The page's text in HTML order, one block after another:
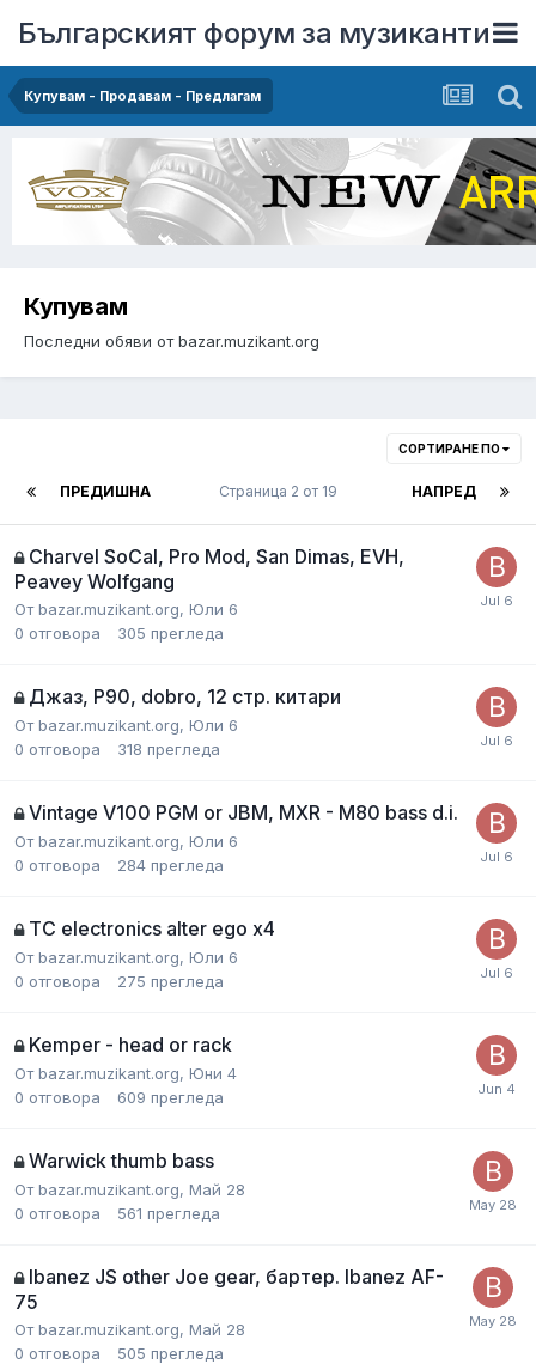
Българският форум за музиканти
Купувам - Продавам - Предлагам
Купувам
Последни обяви от bazar.muzikant.org
СОРТИРАНЕ ПО
ПРЕДИШНА НАПРЕД
Страница 2 от 19
Charvel SoCal, Pro Mod, San Dimas, EVH,
Peavey Wolfgang
Отbazar.muzikant.org, Юли 6
0 отговора 305 прегледа
Джаз, P90, dobro, 12 стр. китари
Отbazar.muzikant.org, Юли 6
0 отговора 318 прегледа
Vintage V100 PGM or JBM, MXR - M80 bass d.i.
Отbazar.muzikant.org, Юли 6
0 отговора 284 прегледа
TC electronics alter ego x4
Отbazar.muzikant.org, Юли 6
0 отговора 275 прегледа
Kemper - head or rack
Отbazar.muzikant.org, Юни 4
0 отговора 609 прегледа
Warwick thumb bass
Отbazar.muzikant.org, Май 28
0 отговора 561 прегледа
Ibanez JS other Joe gear, бартер. Ibanez AF-
75
Отbazar.muzikant.org, Май 28
0 отговора 505 прегледа